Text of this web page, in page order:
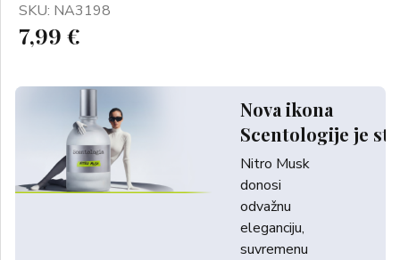
SKU: NA3198
7,99 €
Nova ikona
Scentologije je
Nitro Musk
donosi
odvažnu
eleganciju,
suvremenu